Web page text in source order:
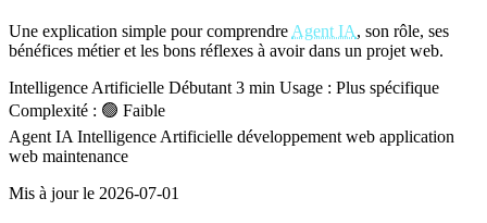
Une explication simple pour comprendre Agent IA, son rôle, ses
bénéfices métier et les bons réflexes à avoir dans un projet web.
Intelligence Artificielle Débutant 3 min Usage : Plus spécifique
Complexité : 🟢 Faible
Agent IA Intelligence Artificielle développement web application
web maintenance
Mis à jour le 2026-07-01